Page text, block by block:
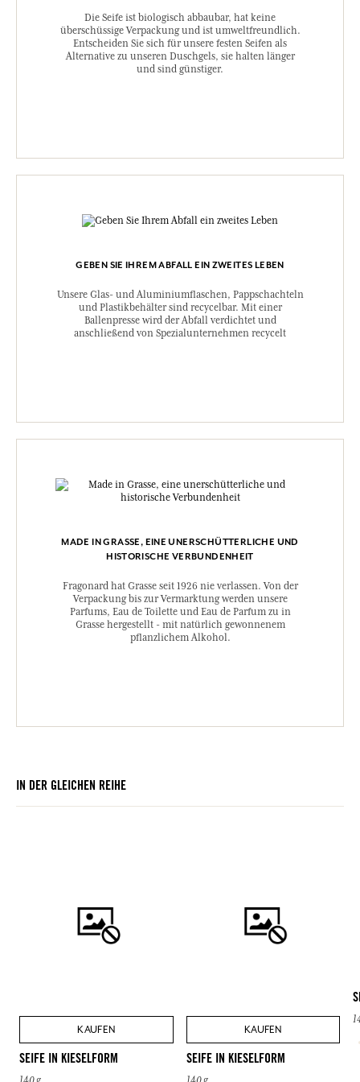
Die Seife ist biologisch abbaubar, hat keine
überschüssige Verpackung und ist umweltfreundlich.
Entscheiden Sie sich für unsere festen Seifen als
Alternative zu unseren Duschgels, sie halten länger
und sind günstiger.
GEBEN SIE IHREM ABFALL EIN ZWEITES LEBEN
Unsere Glas- und Aluminiumflaschen, Pappschachteln
und Plastikbehälter sind recycelbar. Mit einer
Ballenpresse wird der Abfall verdichtet und
anschließend von Spezialunternehmen recycelt
MADE IN GRASSE, EINE UNERSCHÜTTERLICHE UND
HISTORISCHE VERBUNDENHEIT
Fragonard hat Grasse seit 1926 nie verlassen. Von der
Verpackung bis zur Vermarktung werden unsere
Parfums, Eau de Toilette und Eau de Parfum zu in
Grasse hergestellt - mit natürlich gewonnenem
pflanzlichem Alkohol.
IN DER GLEICHEN REIHE
KAUFEN
SEIFE IN KIESELFORM
KAUFEN
SEIFE IN KIESELFORM